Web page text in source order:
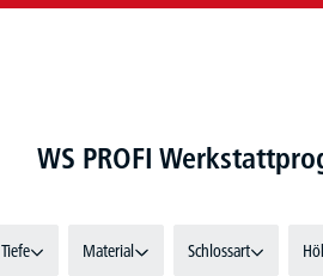
WS PROFI
Tiefe Material Schlossart